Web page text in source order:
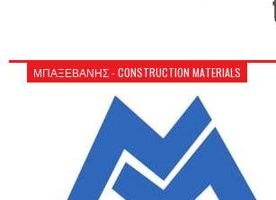
ΜΠΑΞΕΒΑΝΗΣ - CONSTRUCTION MATERIALS